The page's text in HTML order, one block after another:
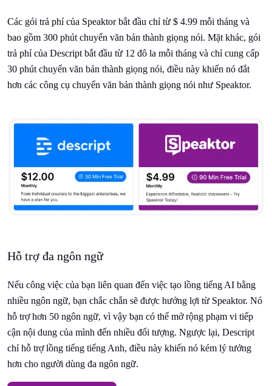
Các gói trả phí của Speaktor bắt đầu chỉ từ $ 4.99 mỗi tháng và
bao gồm 300 phút chuyển văn bản thành giọng nói. Mặt khác, gói
trả phí của Descript bắt đầu từ 12 đô la mỗi tháng và chỉ cung cấp
30 phút chuyển văn bản thành giọng nói, điều này khiến nó đắt
hơn các công cụ chuyển văn bản thành giọng nói như Speaktor.
Hỗ trợ đa ngôn ngữ
Nếu công việc của bạn liên quan đến việc tạo lồng tiếng AI bằng
nhiều ngôn ngữ, bạn chắc chắn sẽ được hưởng lợi từ Speaktor. Nó
hỗ trợ hơn 50 ngôn ngữ, vì vậy bạn có thể mở rộng phạm vi tiếp
cận nội dung của mình đến nhiều đối tượng. Ngược lại, Descript
chỉ hỗ trợ lồng tiếng tiếng Anh, điều này khiến nó kém lý tưởng
hơn cho người dùng đa ngôn ngữ.